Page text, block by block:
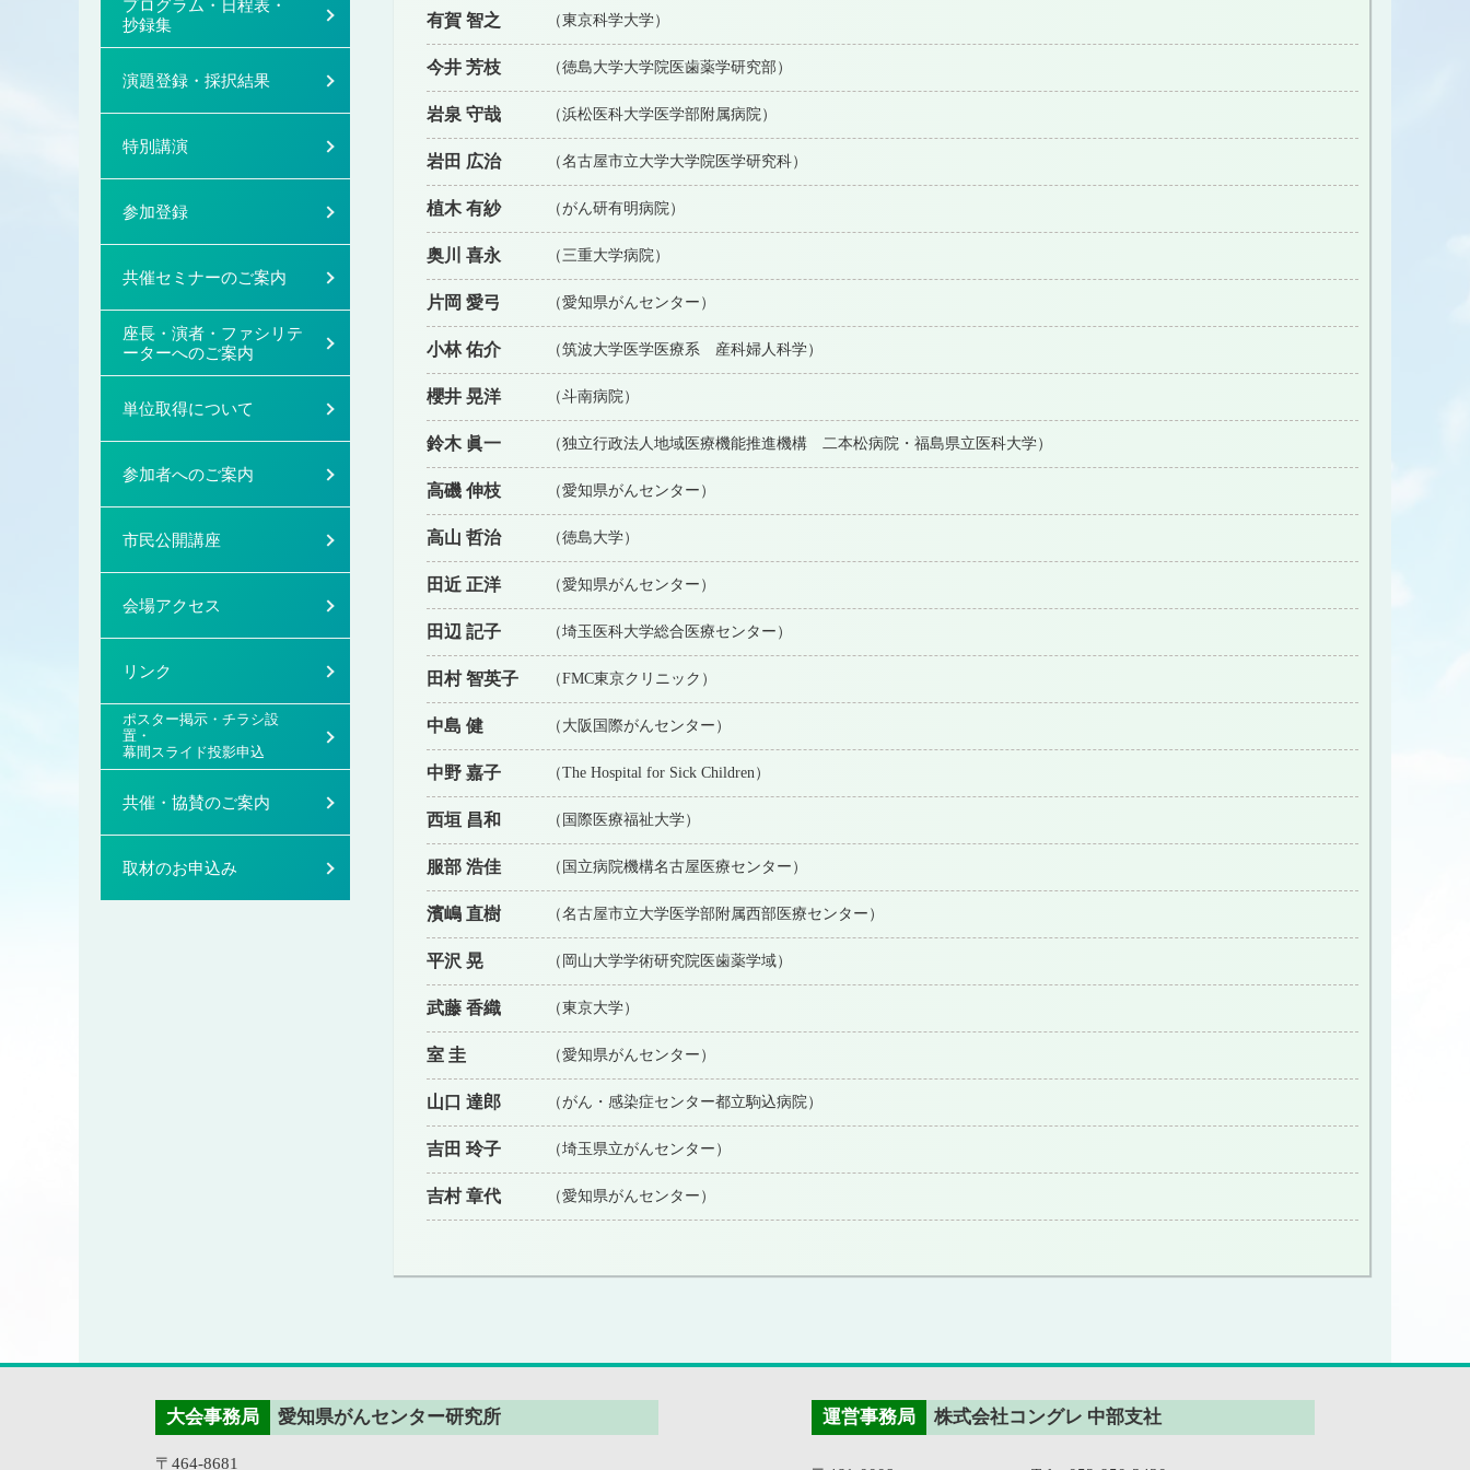
プログラム・日程表・
抄録集
演題登録・採択結果
特別講演
参加登録
共催セミナーのご案内
座長・演者・ファシリテ
ーターへのご案内
単位取得について
参加者へのご案内
市民公開講座
会場アクセス
リンク
ポスター掲示・チラシ設
置・
幕間スライド投影申込
共催・協賛のご案内
取材のお申込み
有賀 智之 （東京科学大学）
今井 芳枝 （徳島大学大学院医歯薬学研究部）
岩泉 守哉 （浜松医科大学医学部附属病院）
岩田 広治 （名古屋市立大学大学院医学研究科）
植木 有紗 （がん研有明病院）
奥川 喜永 （三重大学病院）
片岡 愛弓 （愛知県がんセンター）
小林 佑介 （筑波大学医学医療系 産科婦人科学）
櫻井 晃洋 （斗南病院）
鈴木 眞一 （独立行政法人地域医療機能推進機構 二本松病院・福島県立医科大学）
高磯 伸枝 （愛知県がんセンター）
高山 哲治 （徳島大学）
田近 正洋 （愛知県がんセンター）
田辺 記子 （埼玉医科大学総合医療センター）
田村 智英子 （FMC東京クリニック）
中島 健 （大阪国際がんセンター）
中野 嘉子 （The Hospital for Sick Children）
西垣 昌和 （国際医療福祉大学）
服部 浩佳 （国立病院機構名古屋医療センター）
濱嶋 直樹 （名古屋市立大学医学部附属西部医療センター）
平沢 晃 （岡山大学学術研究院医歯薬学域）
武藤 香織 （東京大学）
室 圭 （愛知県がんセンター）
山口 達郎 （がん・感染症センター都立駒込病院）
吉田 玲子 （埼玉県立がんセンター）
吉村 章代 （愛知県がんセンター）
大会事務局 愛知県がんセンター研究所
〒464-8681
運営事務局 株式会社コングレ 中部支社